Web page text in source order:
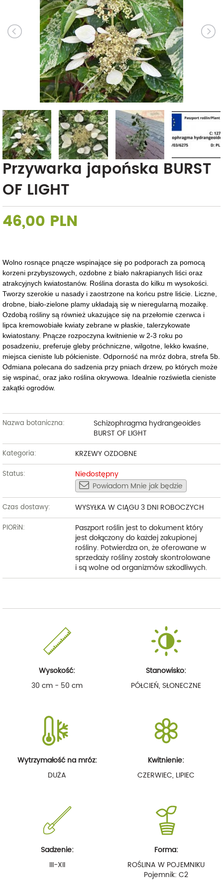
Przywarka japońska BURST
OF LIGHT
46,00 PLN
Wolno rosnące pnącze wspinające się po podporach za pomocą
korzeni przybyszowych, ozdobne z biało nakrapianych liści oraz
atrakcyjnych kwiatostanów. Roślina dorasta do kilku m wysokości.
Tworzy szerokie u nasady i zaostrzone na końcu pstre liście. Liczne,
drobne, biało-zielone plamy układają się w nieregularną mozaikę.
Ozdobą rośliny są również ukazujące się na przełomie czerwca i
lipca kremowobiałe kwiaty zebrane w płaskie, talerzykowate
kwiatostany. Pnącze rozpoczyna kwitnienie w 2-3 roku po
posadzeniu, preferuje gleby próchniczne, wilgotne, lekko kwaśne,
miejsca cieniste lub półcieniste. Odporność na mróz dobra, strefa 5b.
Odmiana polecana do sadzenia przy pniach drzew, po których może
się wspinać, oraz jako roślina okrywowa. Idealnie rozświetla cieniste
zakątki ogrodów.
Nazwa botaniczna:
Schizophragma hydrangeoides
BURST OF LIGHT
Kategoria: KRZEWY OZDOBNE
Status:
Niedostępny
Powiadom Mnie jak będzie
Czas dostawy: WYSYŁKA W CIĄGU 3 DNI ROBOCZYCH
PIORiN:
Paszport roślin jest to dokument który
jest dołączony do każdej zakupionej
rośliny. Potwierdza on, że oferowane w
sprzedaży rośliny zostały skontrolowane
i są wolne od organizmów szkodliwych.
Wysokość:
30 cm - 50 cm
Stanowisko:
PÓŁCIEŃ, SŁONECZNE
Wytrzymałość na mróz:
DUŻA
Kwitnienie:
CZERWIEC, LIPIEC
Sadzenie:
III-XII
Forma:
ROŚLINA W POJEMNIKU
Pojemnik: C2